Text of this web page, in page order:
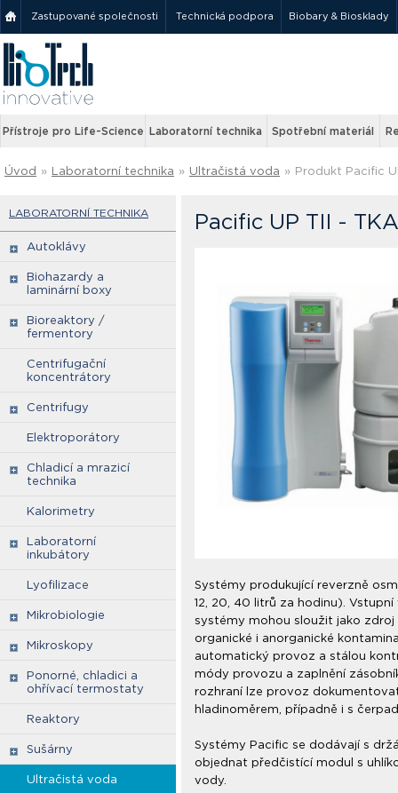
Zastupované společnosti Technická podpora Biobary & Biosklady
Přístroje pro Life-Science Laboratorní technika Spotřební materiál
Úvod » Laboratorní technika » Ultračistá voda » Produkt Pacific
LABORATORNÍ TECHNIKA
Autoklávy
Biohazardy a
laminární boxy
Bioreaktory /
fermentory
Centrifugační
koncentrátory
Centrifugy
Elektroporátory
Chladicí a mrazicí
technika
Kalorimetry
Laboratorní
inkubátory
Lyofilizace
Mikrobiologie
Mikroskopy
Ponorné, chladici a
ohřívací termostaty
Reaktory
Sušárny
Ultračistá voda
Pacific UP TII - TKA
Systémy produkující reverzně
12, 20, 40 litrů za hodinu).
systémy mohou sloužit jako
organické i anorganické
automatický provoz a stálou
módy provozu a zaplnění
rozhraní lze provoz
hladinoměrem, případně i s
Systémy Pacific se dodávají s
objednat předčistící modul s
vody.